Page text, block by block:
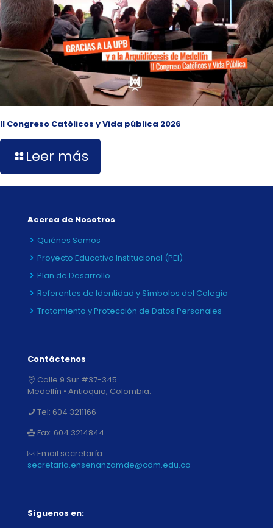
II Congreso Católicos y Vida pública 2026
Leer más
Acerca de Nosotros
Quiénes Somos
Proyecto Educativo Institucional (PEI)
Plan de Desarrollo
Referentes de Identidad y Símbolos del Colegio
Tratamiento y Protección de Datos Personales
Contáctenos
Calle 9 Sur #37-345
Medellín • Antioquia, Colombia.
Tel: 604 3211166
Fax: 604 3214844
Email secretaría:
secretaria.ensenanzamde@cdm.edu.co
Síguenos en: